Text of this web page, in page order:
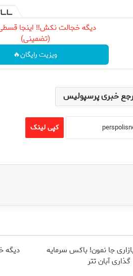
دیگه خجالت نکش‼️ اینجا
(تضمینی)
ویزیت رایگان🔥
خبری پرسپولیس
کپی لینک
جا نمون! باکس سرمایه
گذاری آبان تتر
دیگه